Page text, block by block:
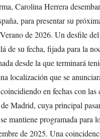
Carolina Herrera
para presentar su
de 2026. Un desfile
de su fecha, fijada para la
desde la que terminará
localización que se
en fechas con las
Madrid, cuya principal
mantiene programada para
de 2025. Una